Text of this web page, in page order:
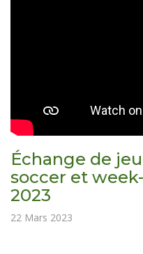
Échange de
soccer et
2023
22 Mars 2023